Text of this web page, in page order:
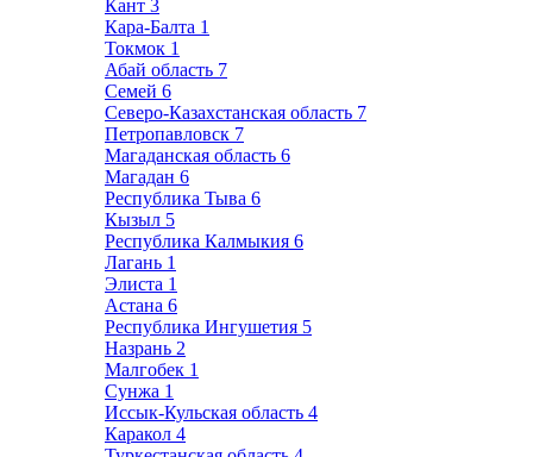
Кант 3
Кара-Балта 1
Токмок 1
Абай область 7
Семей 6
Северо-Казахстанская область 7
Петропавловск 7
Магаданская область 6
Магадан 6
Республика Тыва 6
Кызыл 5
Республика Калмыкия 6
Лагань 1
Элиста 1
Астана 6
Республика Ингушетия 5
Назрань 2
Малгобек 1
Сунжа 1
Иссык-Кульская область 4
Каракол 4